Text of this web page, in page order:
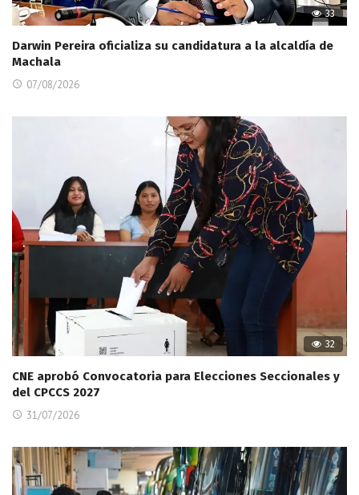
33
Darwin Pereira oficializa su candidatura a la alcaldía de
Machala
07/08/2026
32
CNE aprobó Convocatoria para Elecciones Seccionales y
del CPCCS 2027
31/07/2026